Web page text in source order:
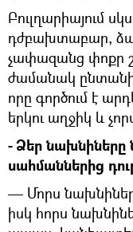
Բուլղարիայում
դժբախտաբար,
չափազանց փոքր
ժամանակ
որը գործում է
երկու աղջիկ և
- Ձեր նախնիները
սահմաններից
— Մորս
իսկ հորս